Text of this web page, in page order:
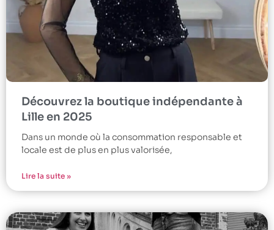
Découvrez la boutique indépendante à
Lille en 2025
Dans un monde où la consommation responsable et
locale est de plus en plus valorisée,
Lire la suite »